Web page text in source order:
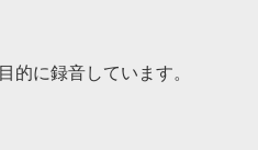
的に録音しています。